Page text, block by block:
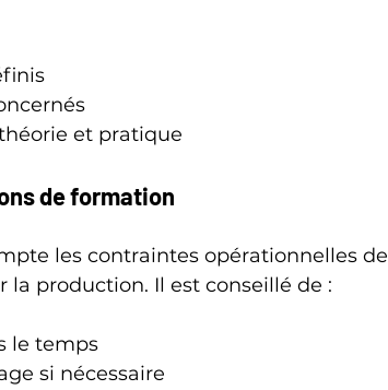
et pratique
de formation
les contraintes opérationnelles de
la production. Il est conseillé de :
le temps
si nécessaire